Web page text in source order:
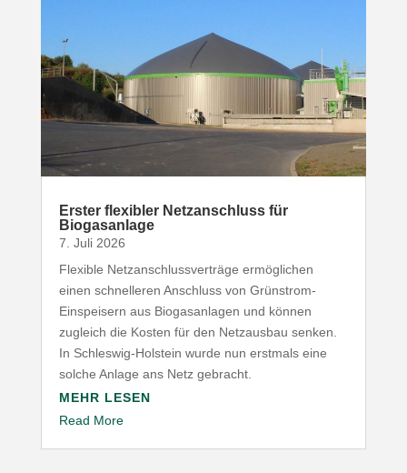
Erster flexibler Netz­an­schluss für
Biogasanlage
7. Juli 2026
Flexible Netz­an­schluss­ver­träge ermög­lichen
einen schnel­leren Anschluss von Grünstrom-​
Einspeisern aus Biogas­an­lagen und können
zugleich die Kosten für den Netz­ausbau senken.
In Schleswig-​Holstein wurde nun erstmals eine
solche Anlage ans Netz gebracht.
MEHR LESEN
Read More